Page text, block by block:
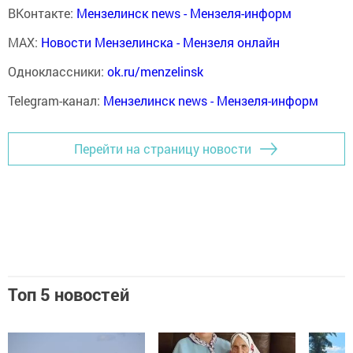
ВКонтакте: Мензелинск news - Мензеля-информ
MAX: Новости Мензелинска - Мензеля онлайн
Одноклассники: ok.ru/menzelinsk
Telegram-канал: Мензелинск news - Мензеля-информ
Перейти на страницу новости
Топ 5 новостей